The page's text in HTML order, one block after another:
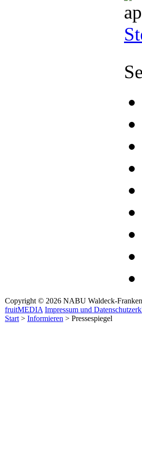
Copyright © 2026 NABU Waldeck-
fruitMEDIA Impressum und
Start> Informieren > Pressespiegel